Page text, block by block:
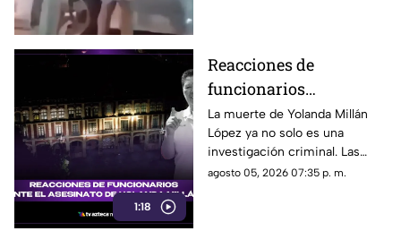
1:18
Reacciones de
funcionarios
Morelenses ante el
asesinato de Yolanda
Millán, ayudante
municipal de
La muerte de Yolanda Millán
López ya no solo es una
investigación criminal. Las
reacciones continúan
agosto 05, 2026 07:35 p. m.